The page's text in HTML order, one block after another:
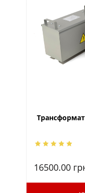
16500.00